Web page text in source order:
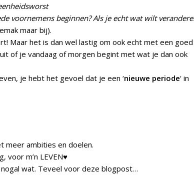
voornemens beginnen? Als je echt wat wilt
maar bij).
Maar het is dan wel lastig om ook echt met een goed
of je vandaag of morgen begint met wat je dan ook
je hebt het gevoel dat je een ‘nieuwe periode‘ in
meer ambities en doelen.
voor m’n LEVEN♥
wat. Teveel voor deze blogpost…